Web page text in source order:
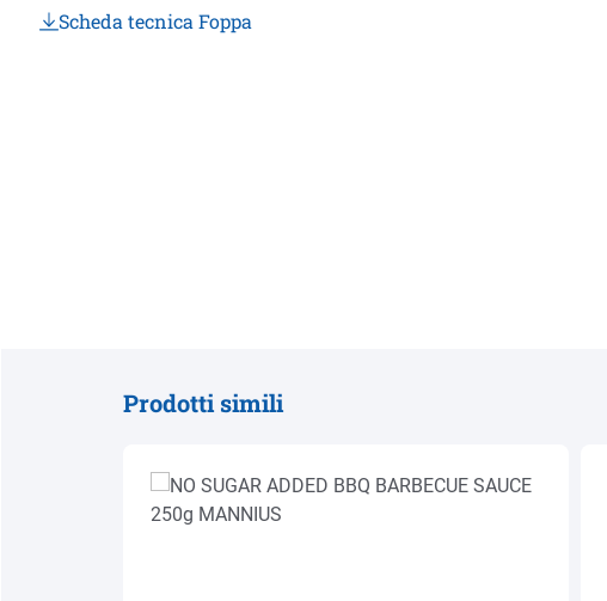
Scheda tecnica Foppa
Prodotti simili